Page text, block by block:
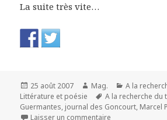
La suite très vite…
Publié
le
25 août 2007 Auteur
Mag. Catégories
A la
Littérature et poésie
Mots-
clés
A la recherche du
Guermantes, journal des Goncourt, Marcel
Laisser un commentaire